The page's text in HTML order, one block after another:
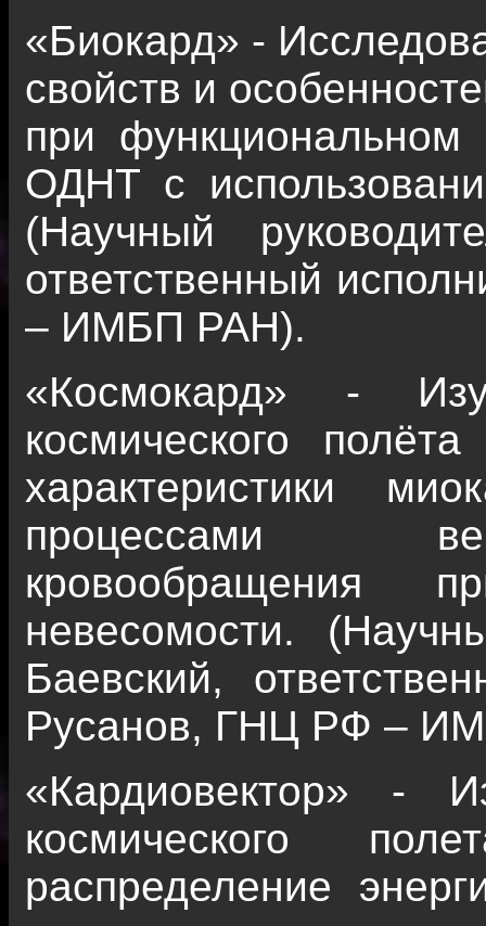
«Биокард» -
свойств и
при функциональном
ОДНТ с
(Научный
ответственный
– ИМБП РАН).
«Космокард» -
космического
характеристики
процессами
кровообращения
невесомости.
Баевский,
Русанов, ГНЦ РФ –
«Кардиовектор» -
космического
распределение